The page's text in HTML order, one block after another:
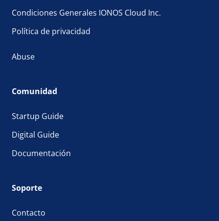
Condiciones Generales IONOS Cloud Inc.
Política de privacidad
Abuse
Comunidad
Startup Guide
Digital Guide
Documentación
Soporte
Contacto